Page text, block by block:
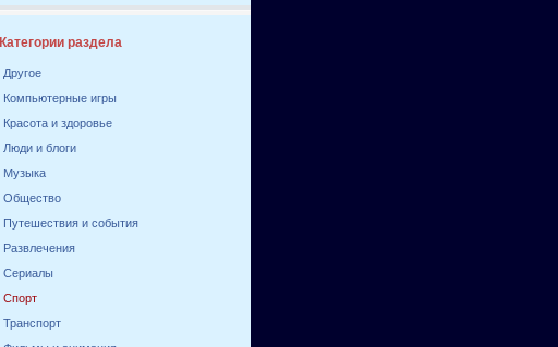
Категории раздела
Другое
Компьютерные игры
Красота и здоровье
Люди и блоги
Музыка
Общество
Путешествия и события
Развлечения
Сериалы
Спорт
Транспорт